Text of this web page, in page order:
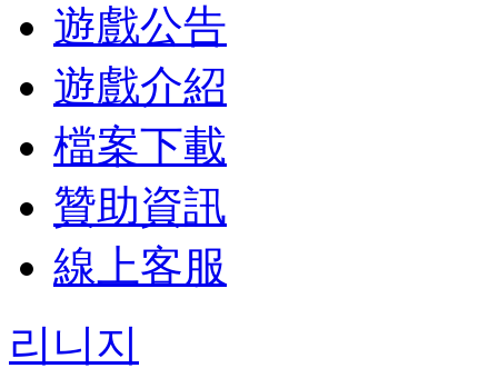
遊戲公告
遊戲介紹
檔案下載
贊助資訊
線上客服
리니지